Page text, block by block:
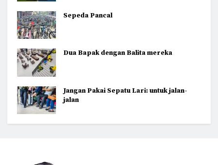
Sepeda Pancal
Dua Bapak dengan Balita mereka
Jangan Pakai Sepatu Lari: untuk jalan-
jalan